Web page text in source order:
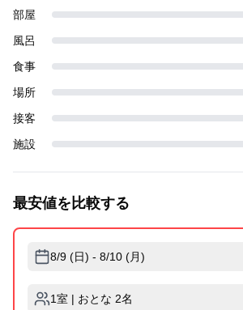
部屋
風呂
食事
場所
接客
施設
最安値を比較する
8/9 (日) - 8/10 (月)
1室 | おとな 2名